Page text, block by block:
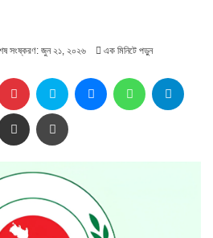
সংষ্করণ: জুন ২১, ২০২৬ এক মিনিটে পড়ুন
Pinterest Skype MessengerWhatsApp
Share via Email